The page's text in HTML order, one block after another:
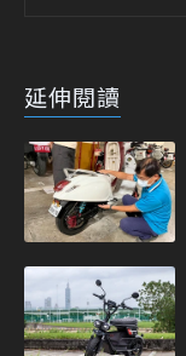
延伸閱讀